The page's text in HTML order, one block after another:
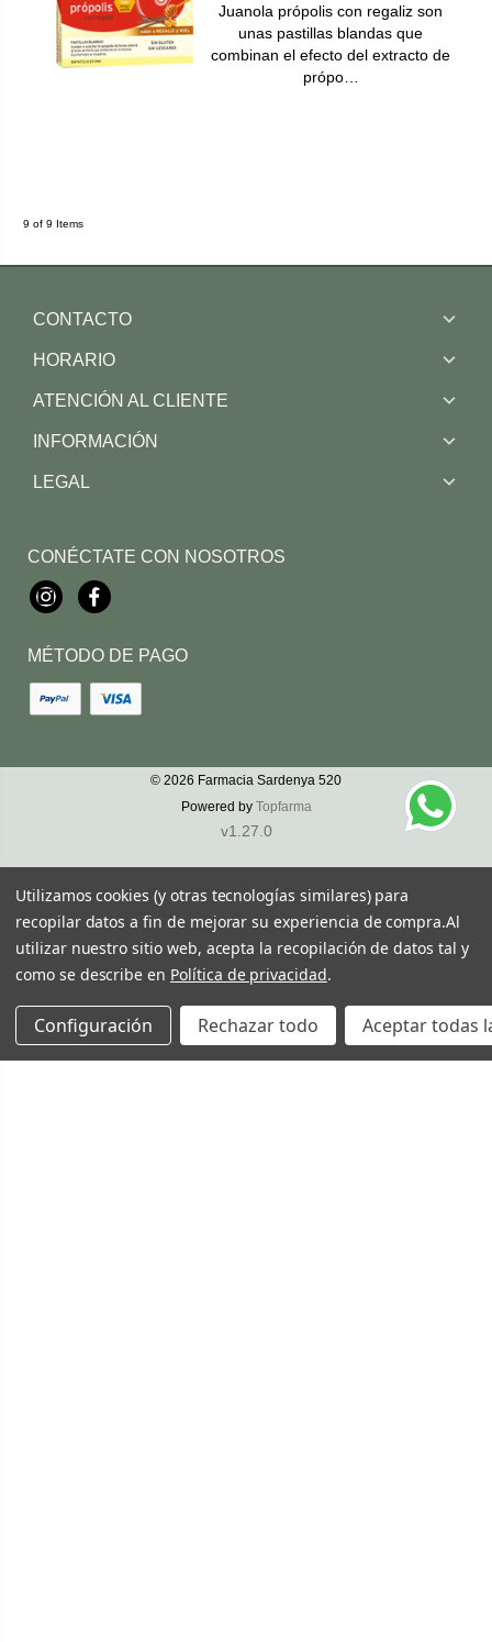
Juanola própolis con regaliz son
unas pastillas blandas que
combinan el efecto del extracto de
própo…
9 of 9 Items
CONTACTO
HORARIO
ATENCIÓN AL CLIENTE
INFORMACIÓN
LEGAL
CONÉCTATE CON NOSOTROS
InstagramFacebook
MÉTODO DE PAGO
© 2026 Farmacia Sardenya 520
Powered by Topfarma
v1.27.0
Utilizamos cookies (y otras tecnologías similares) para
recopilar datos a fin de mejorar su experiencia de compra.Al
utilizar nuestro sitio web, acepta la recopilación de datos tal y
como se describe en Política de privacidad.
Configuración Rechazar todo Aceptar todas